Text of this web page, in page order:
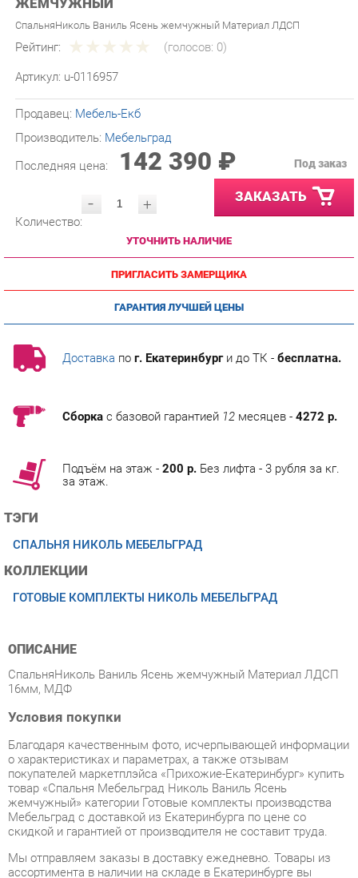
СпальняНиколь Ваниль Ясень жемчужный Материал ЛДСП
Рейтинг: (голосов:0)
u-0116957
Производитель:Мебельград
Последняя цена:
142 390 ₽
- ЗАКАЗАТЬ
УТОЧНИТЬ НАЛИЧИЕ
ПРИГЛАСИТЬ ЗАМЕРЩИКА
ГАРАНТИЯ ЛУЧШЕЙ ЦЕНЫ
Доставкапог. Екатеринбурги до ТК -бесплатна.
ТЭГИ
ОПИСАНИЕ
16мм, МДФ
Условия покупки
Благодаря качественным фото, исчерпывающей информации
о характеристиках и параметрах, а также отзывам
покупателей маркетплэйса «Прихожие-Екатеринбург» купить
товар «Спальня Мебельград Николь Ваниль Ясень
жемчужный» категории Готовые комплекты производства
Мебельград с доставкой из Екатеринбурга по цене со
скидкой и гарантией от производителя не составит труда.
Мы отправляем заказы в доставку ежедневно. Товары из
ассортимента в наличии на складе в Екатеринбурге вы
получите не позднее48-ми часовс момента оформления
и сборку мебельных изделий.